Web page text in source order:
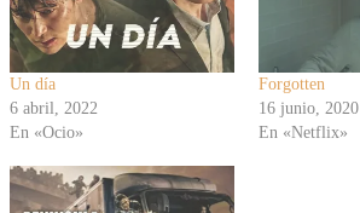
Un día
6 abril, 2022
En «Ocio»
Forgotten
16 junio, 2020
En «Netflix»